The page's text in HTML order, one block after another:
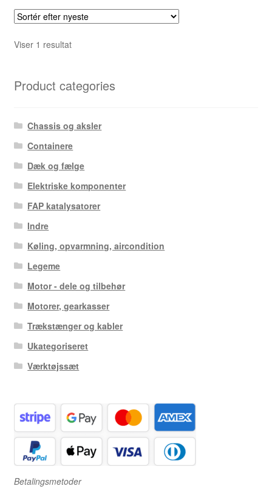
Viser 1 resultat
Product categories
Chassis og aksler
Containere
Dæk og fælge
Elektriske komponenter
FAP katalysatorer
Indre
Køling, opvarmning, aircondition
Legeme
Motor - dele og tilbehør
Motorer, gearkasser
Trækstænger og kabler
Ukategoriseret
Værktøjssæt
Betalingsmetoder